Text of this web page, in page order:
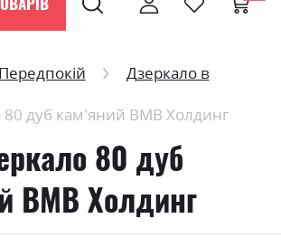
Передпокій
Дзеркало в
80 дуб кам'яний ВМВ Холдинг
80 дуб
ВМВ Холдинг